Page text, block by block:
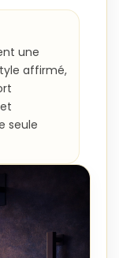
une
affirmé,
seule